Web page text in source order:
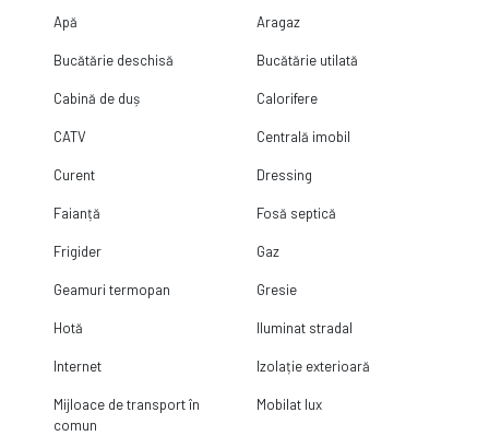
Apă Aragaz
Bucătărie deschisă Bucătărie utilată
Cabină de duș Calorifere
CATV Centrală imobil
Curent Dressing
Faianță Fosă septică
Frigider Gaz
Geamuri termopan Gresie
Hotă Iluminat stradal
Internet Izolație exterioară
Mijloace de transport în
comun
Mobilat lux